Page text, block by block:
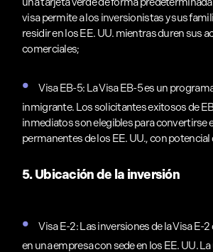
visa permite a los inversionistas y sus
residir en los EE. UU. mientras duren sus
comerciales;
Visa EB-5: La Visa EB-5 es un
inmigrante. Los solicitantes exitosos de
inmediatos son elegibles para convertirse
permanentes de los EE. UU., con
5. Ubicación de la inversión
Visa E-2: Las inversiones de la Visa E-
en una empresa con sede en los EE. UU.